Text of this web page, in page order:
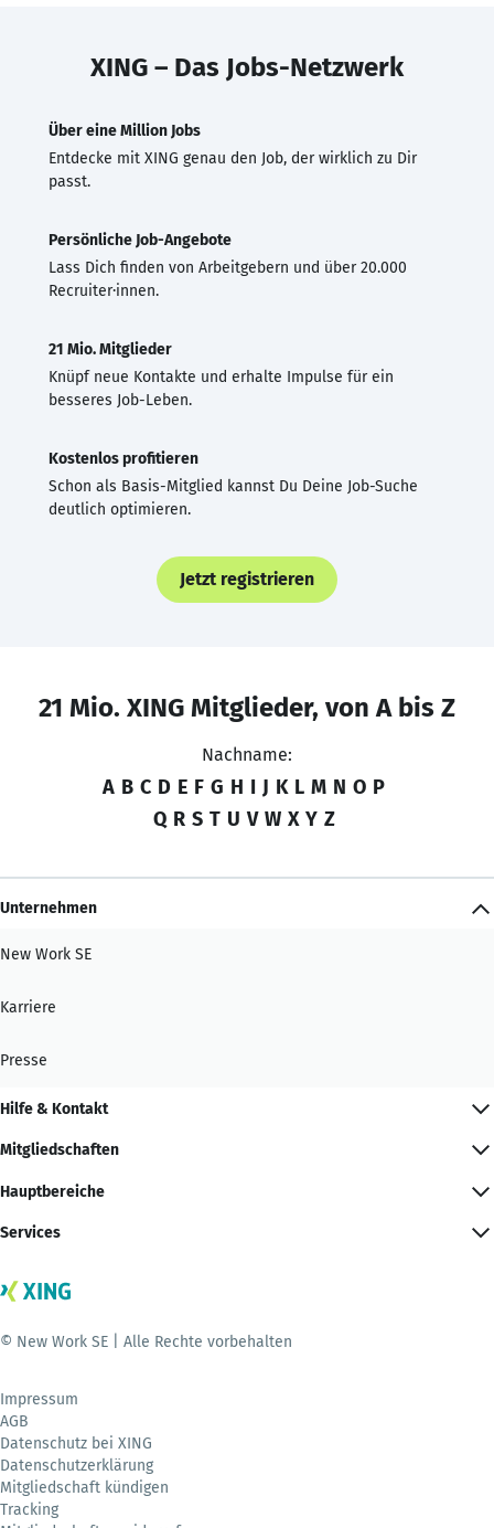
XING – Das Jobs-Netzwerk
Über eine Million Jobs
Entdecke mit XING genau den Job, der wirklich zu Dir
passt.
Persönliche Job-Angebote
Lass Dich finden von Arbeitgebern und über 20.000
Recruiter·innen.
21 Mio. Mitglieder
Knüpf neue Kontakte und erhalte Impulse für ein
besseres Job-Leben.
Kostenlos profitieren
Schon als Basis-Mitglied kannst Du Deine Job-Suche
deutlich optimieren.
Jetzt registrieren
21 Mio. XING Mitglieder, von A bis Z
Nachname:
A B C D E F G H I J K L M N O P
Q R S T U V W X Y Z
Unternehmen
New Work SE
Karriere
Presse
Hilfe & Kontakt
Mitgliedschaften
Hauptbereiche
Services
© New Work SE | Alle Rechte vorbehalten
Impressum
AGB
Datenschutz bei XING
Datenschutzerklärung
Mitgliedschaft kündigen
Tracking